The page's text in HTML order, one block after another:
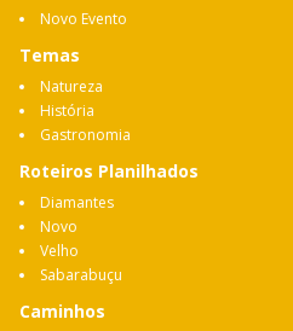
Novo Evento
Temas
Natureza
História
Gastronomia
Roteiros Planilhados
Diamantes
Novo
Velho
Sabarabuçu
Caminhos